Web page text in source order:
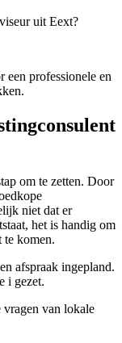
uit Eext?
een professionele en
om te zetten. Door
niet dat er
het is handig om
te komen.
afspraak ingepland.
i gezet.
vragen van lokale